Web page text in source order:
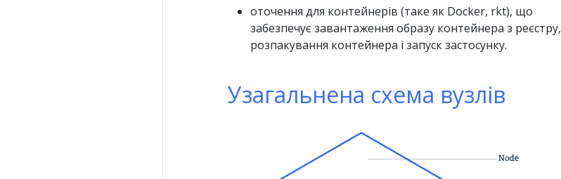
оточення для контейнерів (таке як Docker, rkt), що
забезпечує завантаження образу контейнера з реєстру,
розпакування контейнера і запуск застосунку.
Узагальнена схема вузлів